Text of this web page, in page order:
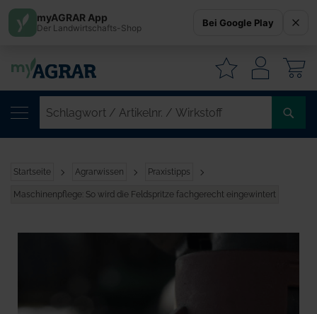
Startseite Agrarwissen Praxistipps
Maschinenpflege: So wird die Feldspritze fachgerecht eingewintert
myAGRAR App
Der Landwirtschafts-Shop Bei Google Play